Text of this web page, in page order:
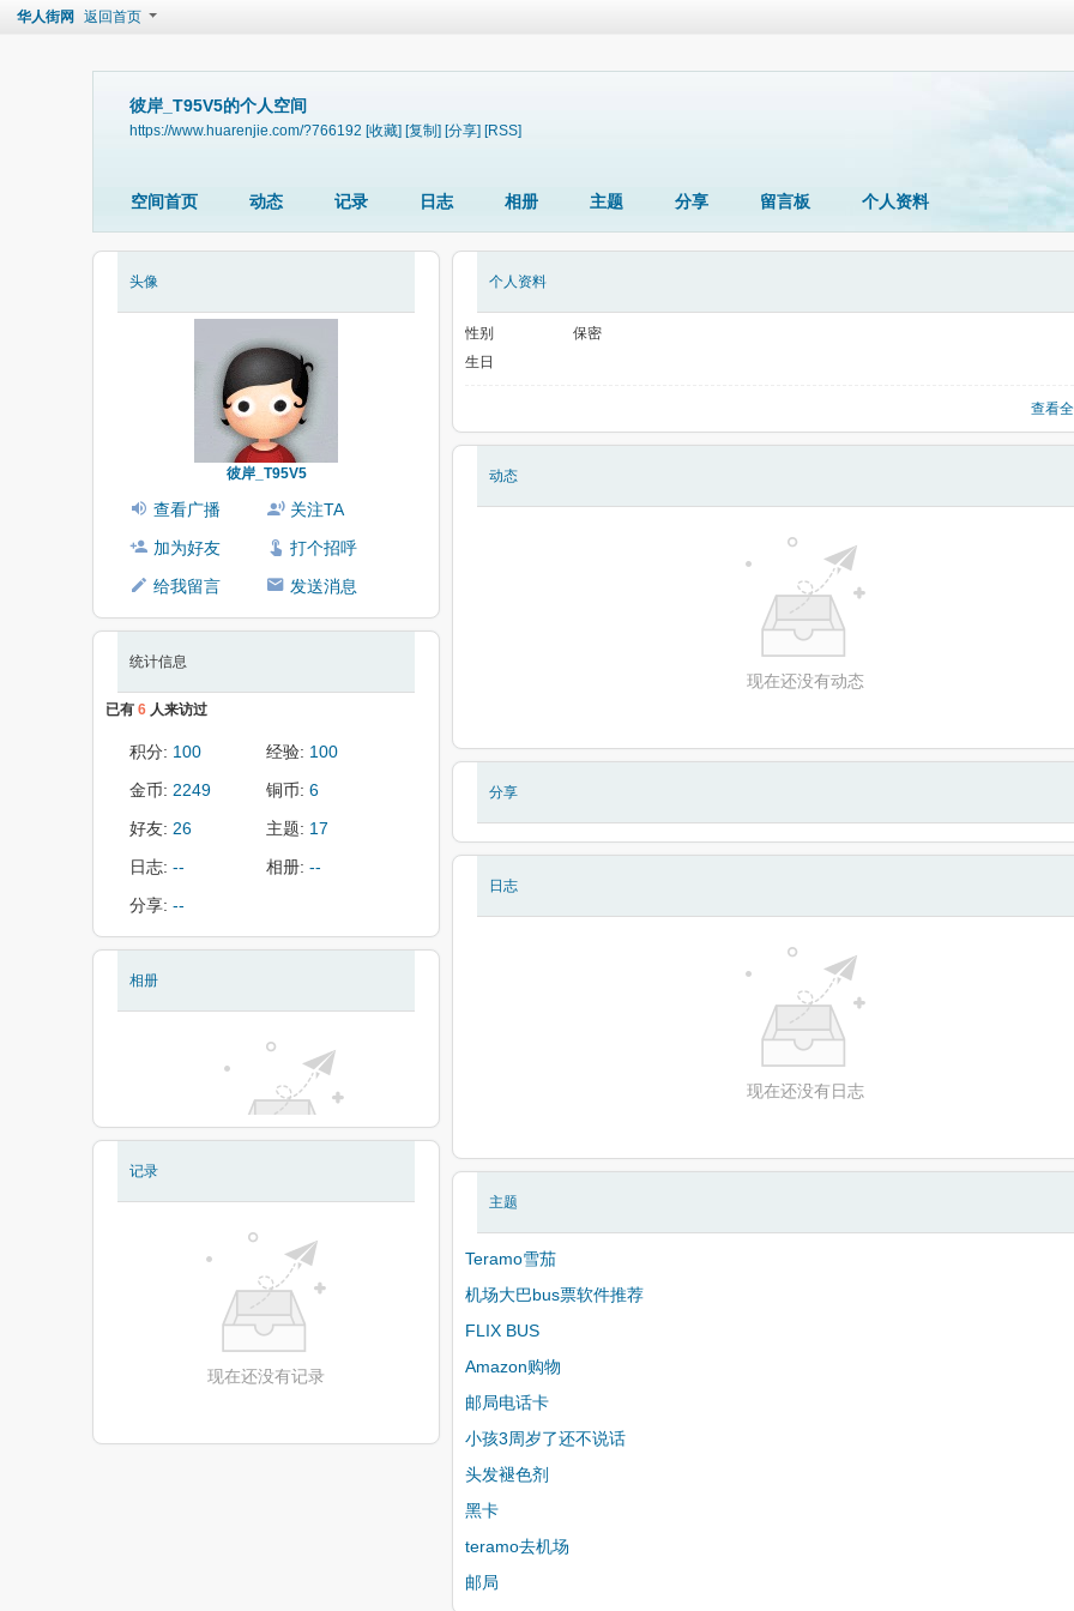
华人街网 返回首页
彼岸_T95V5的个人空间
https://www.huarenjie.com/?766192 [收藏] [复制] [分享] [RSS]
空间首页 动态 记录 日志 相册 主题 分享 留言板 个人资料
头像
彼岸_T95V5
查看广播
关注TA
加为好友
打个招呼
给我留言
发送消息
统计信息
已有 6 人来访过
积分: 100 经验: 100
金币: 2249 铜币: 6
好友: 26 主题: 17
日志: -- 相册: --
分享: --
相册
记录
现在还没有记录
个人资料
性别
保密
生日
查看
动态
现在还没有动态
分享
日志
现在还没有日志
主题
Teramo雪茄
机场大巴bus票软件推荐
FLIX BUS
Amazon购物
邮局电话卡
小孩3周岁了还不说话
头发褪色剂
黑卡
teramo去机场
邮局